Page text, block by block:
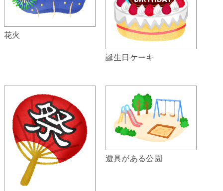
花火
誕生日ケーキ
遊具がある公園